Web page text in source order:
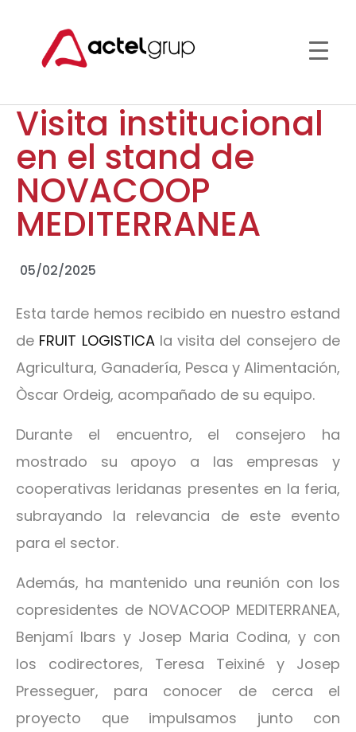
Visita institucional
en el stand de
NOVACOOP
MEDITERRANEA
05/02/2025
Esta tarde hemos recibido en nuestro estand
de FRUIT LOGISTICAla visita del consejero de
Agricultura, Ganadería, Pesca y Alimentación,
Òscar Ordeig, acompañado de su equipo.
Durante el encuentro, el consejero ha
mostrado su apoyo a las empresas y
cooperativas leridanas presentes en la feria,
subrayando la relevancia de este evento
para el sector.
Además, ha mantenido una reunión con los
copresidentes de NOVACOOP MEDITERRANEA,
Benjamí Ibars y Josep Maria Codina, y con
los codirectores, Teresa Teixiné y Josep
Presseguer, para conocer de cerca el
proyecto que impulsamos junto con